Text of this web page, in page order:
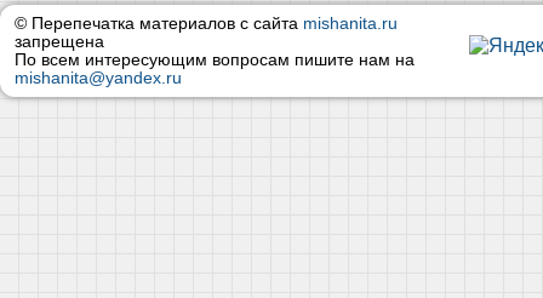
© Перепечатка материалов с сайта mishanita.ru
запрещена
По всем интересующим вопросам пишите нам на
mishanita@yandex.ru